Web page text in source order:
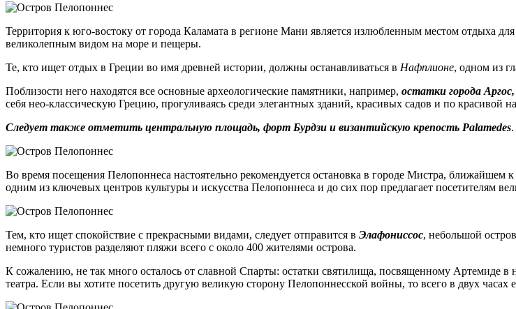
Территория к юго-востоку от города Каламата в регионе Мани является излюбленным местом отдыха
великолепным видом на море и пещеры.
Те, кто ищет отдых в Греции во имя древней истории, должны останавливаться в Нафплионе, одном из
Поблизости него находятся все основные археологические памятники, например, остатки города
себя нео-классическую Грецию, прогуливаясь среди элегантных зданий, красивых садов и по красивой
Следует также отметить центральную площадь, форт Бурдзи и византийскую крепость Palamedes.
Во время посещения Пелопоннеса настоятельно рекомендуется остановка в городе Мистра,
одним из ключевых центров культуры и искусства Пелопоннеса и до сих пор предлагает посетителям
Тем, кто ищет спокойствие с прекрасными видами, следует отправится в Элафониссос, небольшой
немного туристов разделяют пляжи всего с около 400 жителями острова.
К сожалению, не так много осталось от славной Спарты: остатки святилища, посвященному Артемиде
театра. Если вы хотите посетить другую великую сторону Пелопоннесской войны, то всего в двух